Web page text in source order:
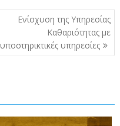
Ενίσχυση της Υπηρεσίας
Καθαριότητας με
υποστηρικτικές υπηρεσίες